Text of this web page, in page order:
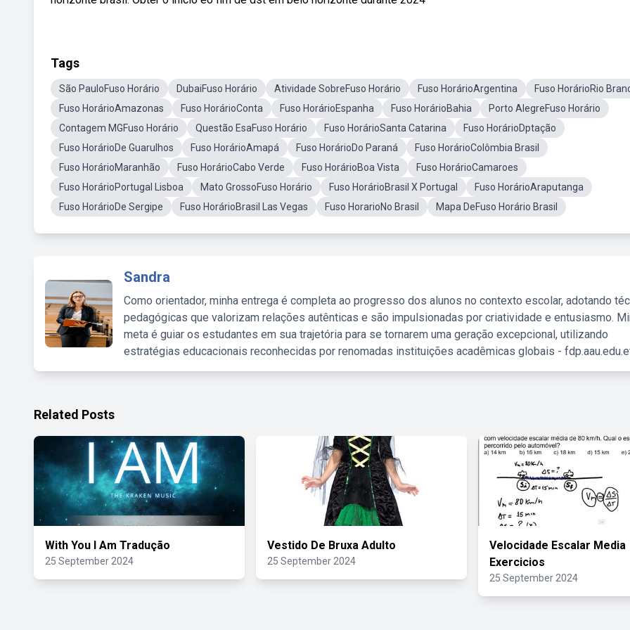
Tags
São PauloFuso Horário DubaiFuso Horário Atividade SobreFuso Horário Fuso HorárioArgentina
Fuso HorárioRio
Fuso HorárioAmazonas
Fuso HorárioConta Fuso HorárioEspanha Fuso HorárioBahia
Porto AlegreFuso Horário
Contagem MGFuso Horário
Questão EsaFuso Horário Fuso HorárioSanta Catarina
Fuso HorárioDptação
Fuso HorárioDe Guarulhos
Fuso HorárioAmapá Fuso HorárioDo Paraná
Fuso HorárioColômbia Brasil
Fuso HorárioMaranhão
Fuso HorárioCabo Verde Fuso HorárioBoa Vista
Fuso HorárioCamaroes
Fuso HorárioPortugal Lisboa
Mato GrossoFuso Horário Fuso HorárioBrasil X Portugal
Fuso HorárioAraputanga
Fuso HorárioDe Sergipe
Fuso HorárioBrasil Las Vegas Fuso HorarioNo Brasil Mapa DeFuso Horário Brasil
Sandra
Como orientador, minha entrega é completa ao progresso dos alunos no contexto escolar, adotando
pedagógicas que valorizam relações autênticas e são impulsionadas por criatividade e entusiasmo.
meta é guiar os estudantes em sua trajetória para se tornarem uma geração excepcional, utilizando
estratégias educacionais reconhecidas por renomadas instituições acadêmicas globais -
Related Posts
With You I Am Tradução
25 September 2024
Vestido De Bruxa Adulto
25 September 2024
Velocidade Escalar Media
Exercicios
25 September 2024